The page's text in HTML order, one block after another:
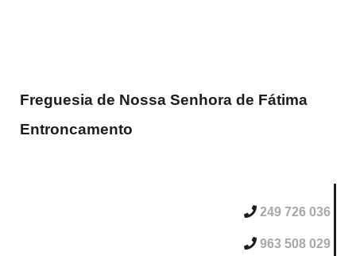
Freguesia de Nossa Senhora de Fátima
Entroncamento
249 726 036
963 508 029